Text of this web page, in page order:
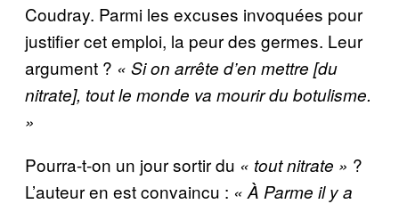
Coudray. Parmi les excuses invoquées pour
justifier cet emploi, la peur des germes. Leur
argument ? « Si on arrête d’en mettre [du
nitrate], tout le monde va mourir du botulisme.
»
Pourra-t-on un jour sortir du « tout nitrate » ?
L’auteur en est convaincu : « À Parme il y a